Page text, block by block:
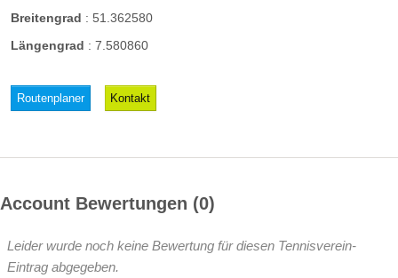
Breitengrad : 51.362580
Längengrad : 7.580860
Routenplaner Kontakt
Account Bewertungen 0
Leider wurde noch keine Bewertung für diesen Tennisverein-
Eintrag abgegeben.